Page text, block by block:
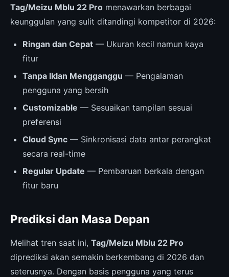
Tag/Meizu Mblu 22 Pro menawarkan berbagai
keunggulan yang sulit ditandingi kompetitor di 2026:
Ringan dan Cepat — Ukuran kecil namun kaya
fitur
Tanpa Iklan Mengganggu — Pengalaman
pengguna yang bersih
Customizable — Sesuaikan tampilan sesuai
preferensi
Cloud Sync — Sinkronisasi data antar perangkat
secara real-time
Regular Update — Pembaruan berkala dengan
fitur baru
Prediksi dan Masa Depan
Melihat tren saat ini, Tag/Meizu Mblu 22 Pro
diprediksi akan semakin berkembang di 2026 dan
seterusnya. Dengan basis pengguna yang terus